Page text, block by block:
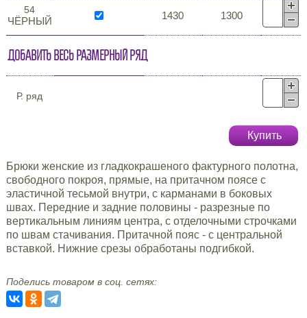
54
ЧЁРНЫЙ 1430 1300
Добавить весь размерный ряд
Р. ряд
Купить
Брюки женские из гладкокрашеного фактурного полотна,
свободного покроя, прямые, на притачном поясе с
эластичной тесьмой внутри, с карманами в боковых
швах. Передние и задние половины - разрезные по
вертикальным линиям центра, с отделочными строчками
по швам стачивания. Притачной пояс - с центральной
вставкой. Нижние срезы обработаны подгибкой.
Поделись товаром в соц. сетях: